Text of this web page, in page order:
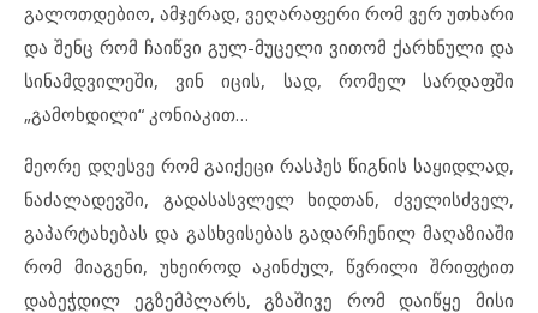
გალოთდებიო, ამჯერად, ვეღარაფერი რომ ვერ უთხარი
და შენც რომ ჩაიწვი გულ-მუცელი ვითომ ქარხნული და
სინამდვილეში, ვინ იცის, სად, რომელ სარდაფში
„გამოხდილი“ კონიაკით…
მეორე დღესვე რომ გაიქეცი რასპეს წიგნის საყიდლად,
ნაძალადევში, გადასასვლელ ხიდთან, ძველისძველ,
გაპარტახებას და გასხვისებას გადარჩენილ მაღაზიაში
რომ მიაგენი, უხეიროდ აკინძულ, წვრილი შრიფტით
დაბეჭდილ ეგზემპლარს, გზაშივე რომ დაიწყე მისი